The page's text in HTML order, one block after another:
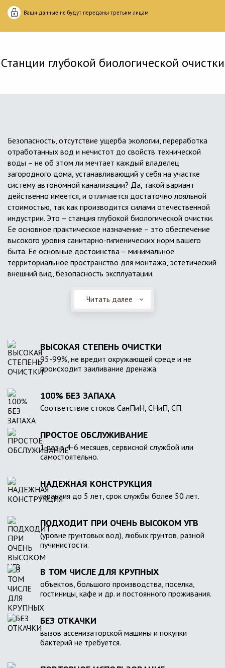
Ваши данные не будут переданы третьим лицам
Станции глубокой биологической очистки
Безопасность, отсутствие ущерба экологии, переработка
отработанных вод и нечистот до свойств технической
воды – не об этом ли мечтает каждый владелец
загородного дома, устанавливающий у себя на участке
систему автономной канализации? Да, такой вариант
действенно имеется, и отличается достаточно лояльной
стоимостью, так как производится силами отечественной
индустрии. Это – станция глубокой биологической очистки.
Ее основное практическое назначение – это обеспечение
высокого уровня санитарно-гигиенических норм вашего
быта. Ее основные достоинства – минимальное
территориальное пространство для монтажа, эстетический
внешний вид, безопасность эксплуатации.
Читать далее
ВЫСОКАЯ СТЕПЕНЬ ОЧИСТКИ
95-99%, не вредит окружающей среде и не
происходит заиливание дренажа.
100% БЕЗ ЗАПАХА
Соответствие стоков СанПиН, СНиП, СП.
ПРОСТОЕ ОБСЛУЖИВАНИЕ
1 раз в 4-6 месяцев, сервисной службой или
самостоятельно.
НАДЕЖНАЯ КОНСТРУКЦИЯ
гарантия до 5 лет, срок службы более 50 лет.
ПОДХОДИТ ПРИ ОЧЕНЬ ВЫСОКОМ УГВ
(уровне грунтовых вод), любых грунтов, разной
пучинистости.
В ТОМ ЧИСЛЕ ДЛЯ КРУПНЫХ
объектов, большого производства, поселка,
гостиницы, кафе и др. и постоянного проживания.
БЕЗ ОТКАЧКИ
вызов ассенизаторской машины и покупки
бактерий не требуется.